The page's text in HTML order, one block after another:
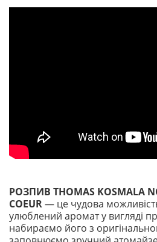
РОЗПИВ THOMAS KOSMALA
COEUR— це чудова
улюблений аромат у вигляді
набираємо його з